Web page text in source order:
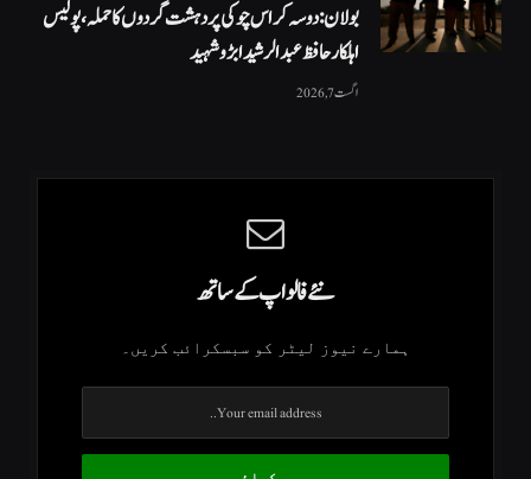
بولان: دوسہ کراس چوکی پر دہشت گردوں کا حملہ، پولیس
اہلکار حافظ عبدالرشید ابڑو شہید
اگست 7, 2026
نئے فالو اپ کے ساتھ
ہمارے نیوز لیٹر کو سبسکرائب کریں۔